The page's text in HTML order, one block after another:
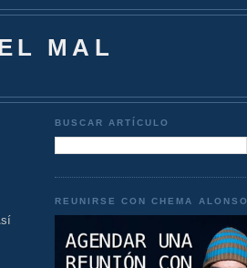
MAL
BUSCAR ARTÍCULO
REUNIRSE CON CHEMA ALONSO